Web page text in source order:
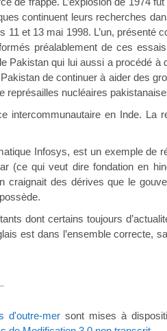
continuent leurs recherches
11 et 13 mai 1998. L’un,
préalablement de ces
Pakistan qui lui aussi a procédé
de continuer à aider des
représailles nucléaires
en Inde. La
Infosys, est un exemple de
(ce qui veut dire fondation en
craignait des dérives que le
certains toujours d’actualité
est dans l’ensemble correcte,
d'outre-mer sont mises à